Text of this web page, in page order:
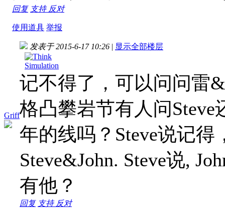
回复 支持 反对
使用道具 举报
Griff
发表于 2015-6-17 10:26 | 显示全部楼层
记不得了，可以问问雷
格凸攀岩节有人问
年的线吗？Steve说记
Steve&John. Steve说,
有他？
回复 支持 反对